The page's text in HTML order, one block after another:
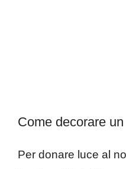
Come decorare
Per donare luce al